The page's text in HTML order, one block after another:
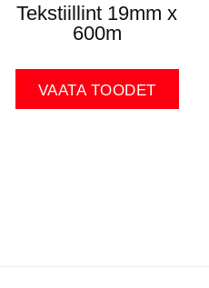
Tekstiillint 19mm x
600m
VAATA TOODET